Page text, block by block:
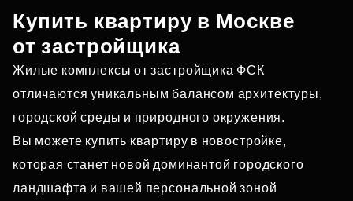
Купить квартиру в Москве
от застройщика
Жилые комплексы от застройщика ФСК
отличаются уникальным балансом архитектуры,
городской среды и природного окружения.
Вы можете купить квартиру в новостройке,
которая станет новой доминантой городского
ландшафта и вашей персональной зоной